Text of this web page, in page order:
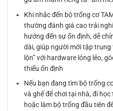
Khi nhắc đến bộ trống cơ
thường đánh giá cao trải
hướng đến sự ổn định, dễ
dài, giúp người mới tập
lộn” với hardware lỏng lẻo,
thiếu ổn định
Nếu bạn đang tìm bộ trống
và ghế để chơi tại nhà, đi
hoặc làm bộ trống đầu tiên